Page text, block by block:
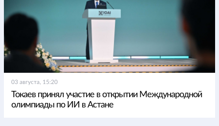
03 августа, 15:20
Токаев принял участие в открытии Международной
олимпиады по ИИ в Астане